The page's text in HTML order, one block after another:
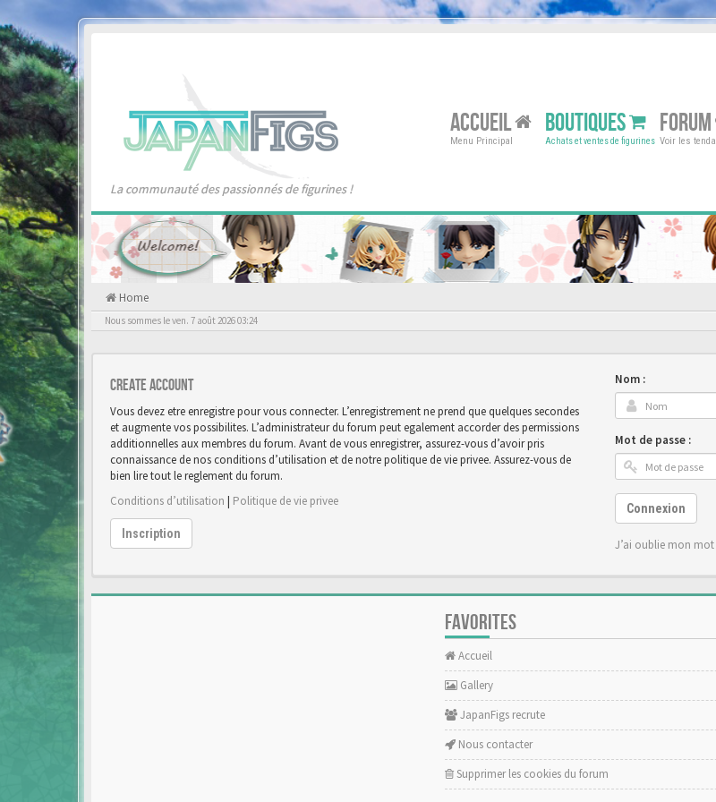
La communauté des passionnés de figurines !
ACCUEIL
Menu Principal
BOUTIQUES
Achats et ventes de figurines
FORUM
Voir les
Home
Nous sommes le ven. 7 août 2026 03:24
Create account
Vous devez etre enregistre pour vous connecter. L’enregistrement ne prend que quelques secondes
et augmente vos possibilites. L’administrateur du forum peut egalement accorder des permissions
additionnelles aux membres du forum. Avant de vous enregistrer, assurez-vous d’avoir pris
connaissance de nos conditions d’utilisation et de notre politique de vie privee. Assurez-vous de
bien lire tout le reglement du forum.
Conditions d’utilisation | Politique de vie privee
Inscription
Nom :
Mot de passe :
Connexion
J’ai oublie mon mot
FAVORITES
Accueil
Gallery
JapanFigs recrute
Nous contacter
Supprimer les cookies du forum